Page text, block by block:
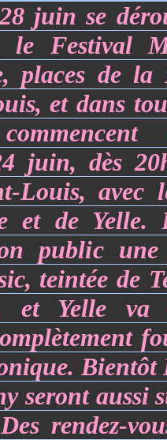
juin se
le Festival
places de la
et dans
juin, dès
Louis, avec
et de Yelle.
public une
teintée de
et Yelle va
. Bientôt
seront aussi
rendez-